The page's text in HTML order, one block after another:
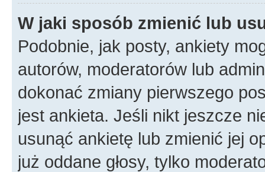
W jaki sposób zmienić lub
Podobnie, jak posty, ankiety
autorów, moderatorów lub
dokonać zmiany pierwszego
jest ankieta. Jeśli nikt jeszcze
usunąć ankietę lub zmienić jej
już oddane głosy, tylko